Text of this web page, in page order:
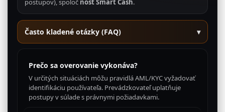
postupov), spoloč nosť Smart Cash.
Často kladené otázky (FAQ) ▾
Prečo sa overovanie vykonáva?
V určitých situáciách môžu pravidlá AML/KYC vyžadovať
identifikáciu používateľa. Prevádzkovateľ uplatňuje
postupy v súlade s právnymi požiadavkami.